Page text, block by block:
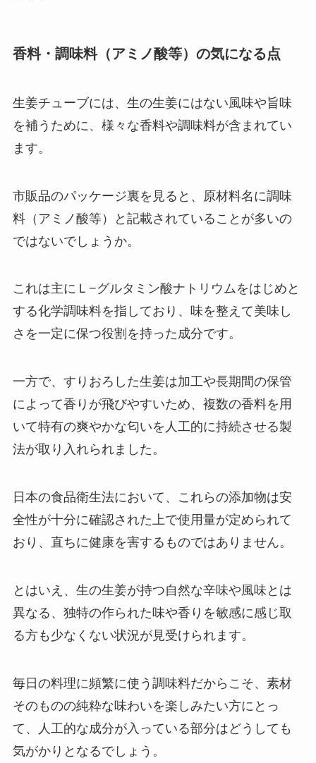
香料・調味料（アミノ酸等）の気になる点
生姜チューブには、生の生姜にはない風味や旨味
を補うために、様々な香料や調味料が含まれてい
ます。
市販品のパッケージ裏を見ると、原材料名に調味
料（アミノ酸等）と記載されていることが多いの
ではないでしょうか。
これは主にＬ−グルタミン酸ナトリウムをはじめと
する化学調味料を指しており、味を整えて美味し
さを一定に保つ役割を持った成分です。
一方で、すりおろした生姜は加工や長期間の保管
によって香りが飛びやすいため、複数の香料を用
いて特有の爽やかな匂いを人工的に持続させる製
法が取り入れられました。
日本の食品衛生法において、これらの添加物は安
全性が十分に確認された上で使用量が定められて
おり、直ちに健康を害するものではありません。
とはいえ、生の生姜が持つ自然な辛味や風味とは
異なる、独特の作られた味や香りを敏感に感じ取
る方も少なくない状況が見受けられます。
毎日の料理に頻繁に使う調味料だからこそ、素材
そのものの純粋な味わいを楽しみたい方にとっ
て、人工的な成分が入っている部分はどうしても
気がかりとなるでしょう。